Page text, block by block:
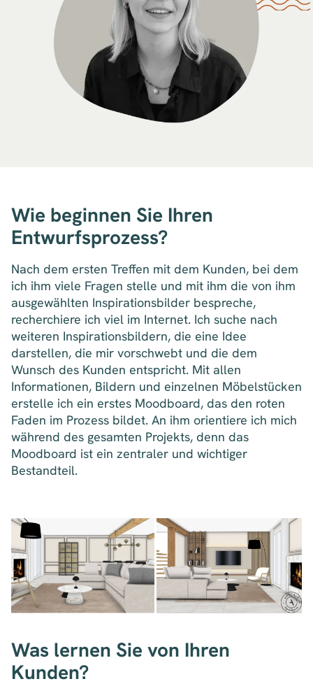
Wie beginnen Sie Ihren
Entwurfsprozess?
Nach dem ersten Treffen mit dem Kunden, bei dem
ich ihm viele Fragen stelle und mit ihm die von ihm
ausgewählten Inspirationsbilder bespreche,
recherchiere ich viel im Internet. Ich suche nach
weiteren Inspirationsbildern, die eine Idee
darstellen, die mir vorschwebt und die dem
Wunsch des Kunden entspricht. Mit allen
Informationen, Bildern und einzelnen Möbelstücken
erstelle ich ein erstes Moodboard, das den roten
Faden im Prozess bildet. An ihm orientiere ich mich
während des gesamten Projekts, denn das
Moodboard ist ein zentraler und wichtiger
Bestandteil.
Was lernen Sie von Ihren
Kunden?